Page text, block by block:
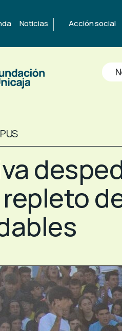
Noticias | Acción social